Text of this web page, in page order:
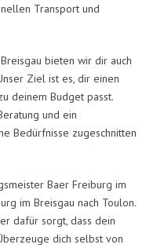
Transport und
bieten wir dir auch
Ziel ist es, dir einen
deinem Budget passt.
und ein
Bedürfnisse zugeschnitten
Baer Freiburg im
im Breisgau nach Toulon.
dafür sorgt, dass dein
dich selbst von